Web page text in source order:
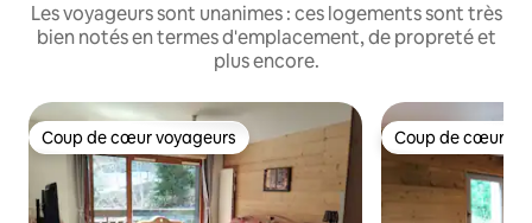
Les voyageurs sont unanimes : ces logements sont très
bien notés en termes d'emplacement, de propreté et
plus encore.
Coup de cœur voyageurs
Coup de cœur voyageurs Coup de cœur
Coup de cœur